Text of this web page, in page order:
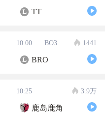
TT
10:00 BO3 1441
BRO
10:25 3.9万
鹿岛鹿角